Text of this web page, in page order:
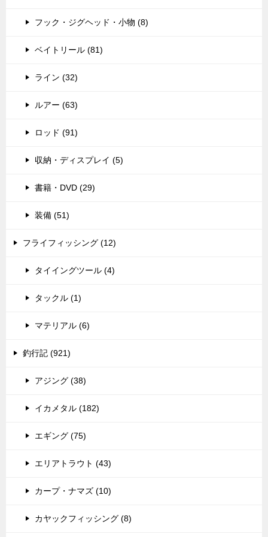
フック・ジグヘッド・小物 (8)
ベイトリール (81)
ライン (32)
ルアー (63)
ロッド (91)
収納・ディスプレイ (5)
書籍・DVD (29)
装備 (51)
フライフィッシング (12)
タイイングツール (4)
タックル (1)
マテリアル (6)
釣行記 (921)
アジング (38)
イカメタル (182)
エギング (75)
エリアトラウト (43)
カープ・ナマズ (10)
カヤックフィッシング (8)